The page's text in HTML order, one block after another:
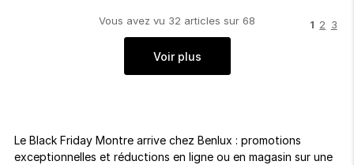
Vous avez vu 32 articles sur 68
Voir plus
1 2 3
Le Black Friday Montre arrive chez Benlux : promotions
exceptionnelles et réductions en ligne ou en magasin sur une